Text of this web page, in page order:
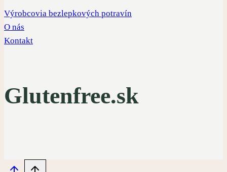
Výrobcovia bezlepkových potravín
O nás
Kontakt
Glutenfree.sk